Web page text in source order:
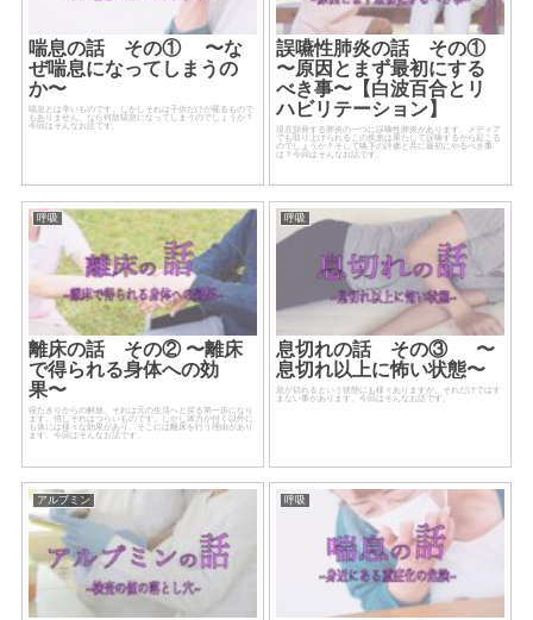
喘息の話 その① 〜な
ぜ喘息になってしまうの
か〜
喘息とは辛いものです。しかしそれは子供だけが罹るもので
もありません。なら何故喘息になってしまうのでしょうか？
今回はそんなお話です。
誤嚥性肺炎の話 その①
〜原因とまず最初にする
べき事〜【白波百合とリ
ハビリテーション】
現在頻発する肺炎の一つに誤嚥性肺炎があります。メディア
でも取り上げられるこの疾患は果たして誤嚥するから起こる
のでしょうか？そして嚥下の評価と共に最初にやるべき事
は？今回はそんなお話です。
呼吸
離床の話 その② 〜離床
で得られる身体への効
果〜
寝たきりからの解放。それは元の生活へと戻る第一歩になり
ます。但しそれはつらいものです。しかし体力が付く以外に
も体には様々な効果があり、そこには離床を行う理由があり
ます。今回はそんなお話です。
呼吸
息切れの話 その③ 〜
息切れ以上に怖い状態〜
息が切れるという状態にも様々ありますが、それだけではす
まない事があります。今回はそんなお話です。
アルブミン 呼吸